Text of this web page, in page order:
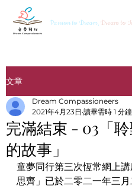
Passion to Dream, Dream to
文章
完滿結束 - 03「
的故事」
Dream Compassioneers
2021年4月23日 讀畢需時 1 分鐘
童夢同行第三次恆常網上
思齊」已於二零二一年三月